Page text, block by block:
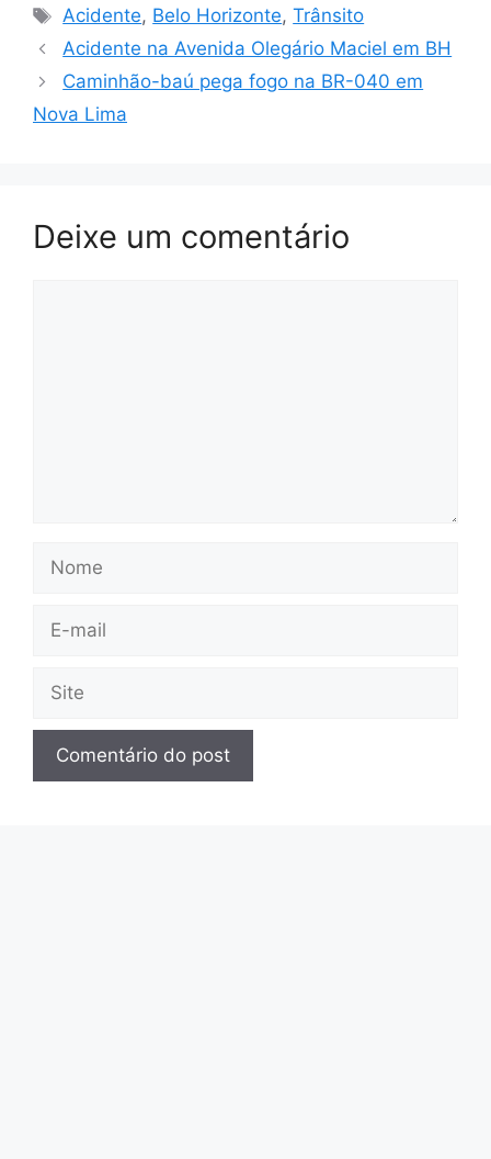
Tags
Acidente, Belo Horizonte,Trânsito
Acidente na Avenida Olegário Maciel em BH
Caminhão-baú pega fogo na BR-040 em
Nova Lima
Deixe um comentário
Nome
Site